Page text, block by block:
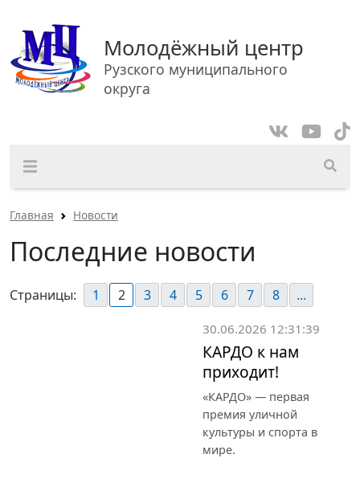
Молодёжный центр
Рузского муниципального
округа
Главная Новости
Последние новости
Страницы: 1 2 3 4 5 6 7 8 ...
30.06.2026 12:31:39
КАРДО к нам
приходит!
«КАРДО» — первая
премия уличной
культуры и спорта в
мире.